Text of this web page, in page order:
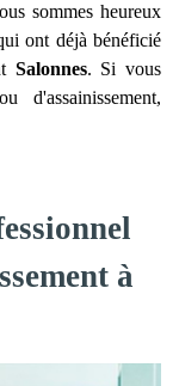
sommes heureux
ont déjà bénéficié
Salonnes. Si vous
d'assainissement,
à